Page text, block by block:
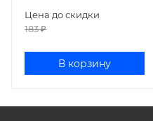
Цена до скидки
183₽
В корзину